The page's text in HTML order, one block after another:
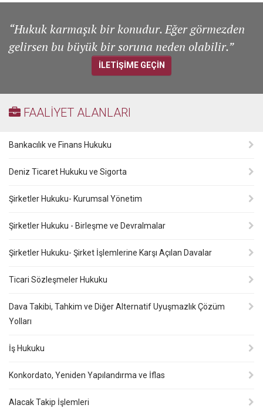
“Hukuk karmaşık bir konudur. Eğer görmezden
gelirsen bu büyük bir soruna neden olabilir.”
İLETİŞİME GEÇİN
FAALİYET ALANLARI
Bankacılık ve Finans Hukuku
Deniz Ticaret Hukuku ve Sigorta
Şirketler Hukuku- Kurumsal Yönetim
Şirketler Hukuku - Birleşme ve Devralmalar
Şirketler Hukuku- Şirket İşlemlerine Karşı Açılan Davalar
Ticari Sözleşmeler Hukuku
Dava Takibi, Tahkim ve Diğer Alternatif Uyuşmazlık Çözüm
Yolları
İş Hukuku
Konkordato, Yeniden Yapılandırma ve İflas
Alacak Takip İşlemleri